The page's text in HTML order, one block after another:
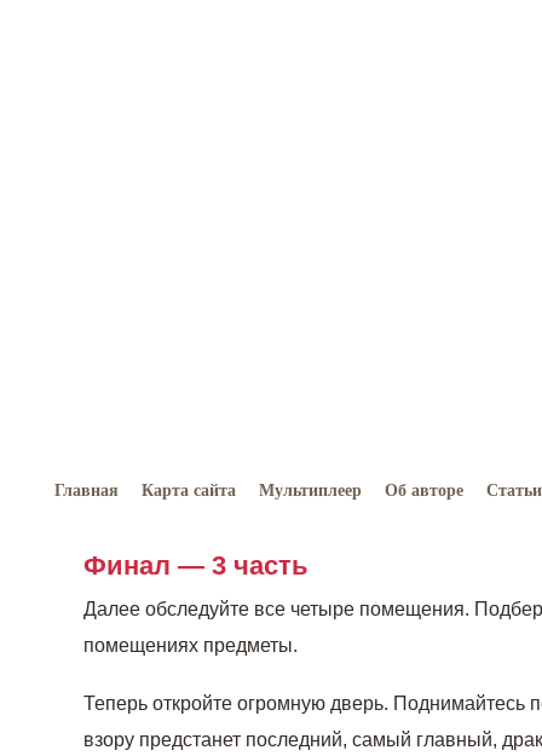
Главная Карта сайта Мультиплеер Об авторе Статьи
Финал — 3 часть
Далее обследуйте все четыре помещения.
помещениях предметы.
Теперь откройте огромную дверь. Поднимайтесь
взору предстанет последний, самый главный,